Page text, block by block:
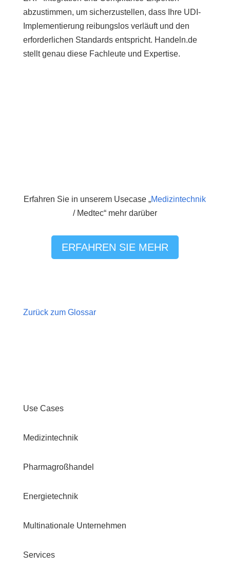
abzustimmen, um sicherzustellen, dass Ihre UDI-
Implementierung reibungslos verläuft und den
erforderlichen Standards entspricht. Handeln.de
stellt genau diese Fachleute und Expertise.
Erfahren Sie in unserem Usecase „Medizintechnik
/ Medtec“ mehr darüber
ERFAHREN SIE MEHR
Zurück zum Glossar
Use Cases
Medizintechnik
Pharmagroßhandel
Energietechnik
Multinationale Unternehmen
Services